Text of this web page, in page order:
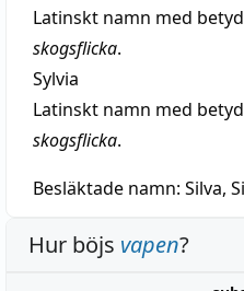
Latinskt namn med
skogsflicka.
Sylvia
Latinskt namn med
skogsflicka.
Besläktade namn: Silva,
Hur böjs vapen?